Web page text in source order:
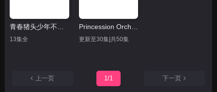
13集全 更新至30集|共50集
上一页 1/1 下一页